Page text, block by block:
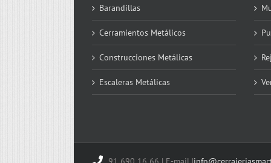
Barandillas
Cerramientos Metálicos
Construcciones Metálicas
Escaleras Metálicas